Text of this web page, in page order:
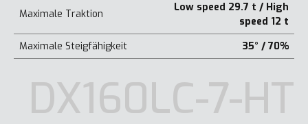
Maximale Traktion
Low speed 29.7 t / High
speed 12 t
Maximale Steigfähigkeit
35° / 70%
DX160LC-7-HT